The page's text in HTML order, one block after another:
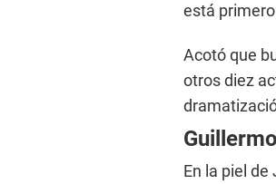
está
Acotó que
otros diez
En la piel